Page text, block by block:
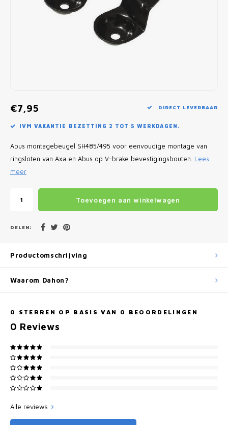
Fietscomputers
€7,95 DIRECT LEVERBAAR
IVM VAKANTIE BEZETTING 2 TOT 5 WERKDAGEN.
Abus montagebeugel SH485/495 voor eenvoudige montage van
ringsloten van Axa en Abus op V-brake bevestigingsbouten. Lees
meer
Toevoegen aan winkelwagen
DELEN:
Productomschrijving
Waarom Dahon?
0 STERREN OP BASIS VAN 0 BEOORDELINGEN
0 Reviews
Alle reviews